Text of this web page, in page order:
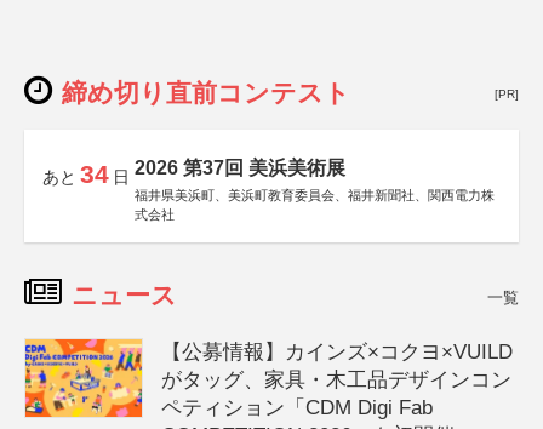
締め切り直前コンテスト [PR]
あと 34 日 2026 第37回 美浜美術展
福井県美浜町、美浜町教育委員会、福井新聞社、関西電力株
式会社
ニュース 一覧
【公募情報】カインズ×コクヨ×VUILD
がタッグ、家具・木工品デザインコン
ペティション「CDM Digi Fab